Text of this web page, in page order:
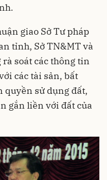
giao Sở Tư pháp
tỉnh, Sở TN&MT và
soát các thông tin
các tài sản, bất
quyền sử dụng đất,
gắn liền với đất của